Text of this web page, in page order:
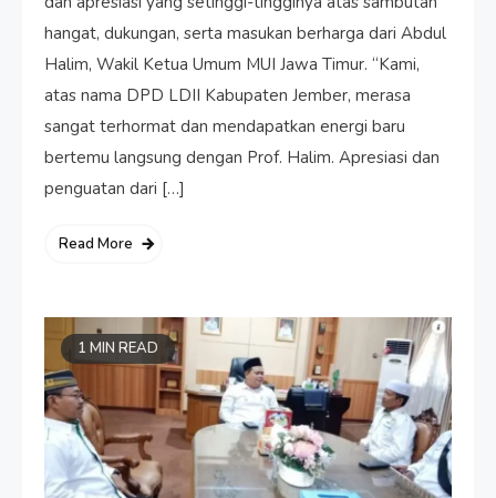
hangat, dukungan, serta masukan berharga dari Abdul
Halim, Wakil Ketua Umum MUI Jawa Timur. “Kami,
atas nama DPD LDII Kabupaten Jember, merasa
sangat terhormat dan mendapatkan energi baru
bertemu langsung dengan Prof. Halim. Apresiasi dan
penguatan dari […]
Read More
1 MIN READ